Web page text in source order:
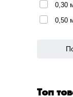
0,30
0,50
Топ